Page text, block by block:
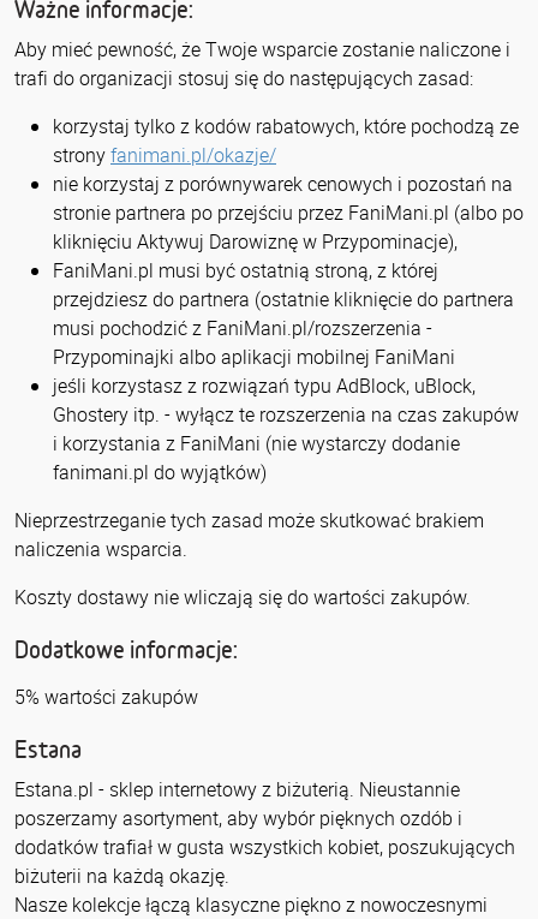
Ważne informacje:
Aby mieć pewność, że Twoje wsparcie zostanie naliczone i
trafi do organizacji stosuj się do następujących zasad:
korzystaj tylko z kodów rabatowych, które pochodzą ze
stronyfanimani.pl/okazje/
nie korzystaj z porównywarek cenowych i pozostań na
stronie partnera po przejściu przez FaniMani.pl (albo po
kliknięciu Aktywuj Darowiznę w Przypominacje),
FaniMani.pl musi być ostatnią stroną, z której
przejdziesz do partnera (ostatnie kliknięcie do partnera
musi pochodzić z FaniMani.pl/rozszerzenia -
Przypominajki albo aplikacji mobilnej FaniMani
jeśli korzystasz z rozwiązań typu AdBlock, uBlock,
Ghostery itp. - wyłącz te rozszerzenia na czas zakupów
i korzystania z FaniMani (nie wystarczy dodanie
fanimani.pl do wyjątków)
Nieprzestrzeganie tych zasad może skutkować brakiem
naliczenia wsparcia.
Koszty dostawy nie wliczają się do wartości zakupów.
Dodatkowe informacje:
5% wartości zakupów
Estana
Estana.pl - sklep internetowy z biżuterią. Nieustannie
poszerzamy asortyment, aby wybór pięknych ozdób i
dodatków trafiał w gusta wszystkich kobiet, poszukujących
biżuterii na każdą okazję.
Nasze kolekcje łączą klasyczne piękno z nowoczesnymi